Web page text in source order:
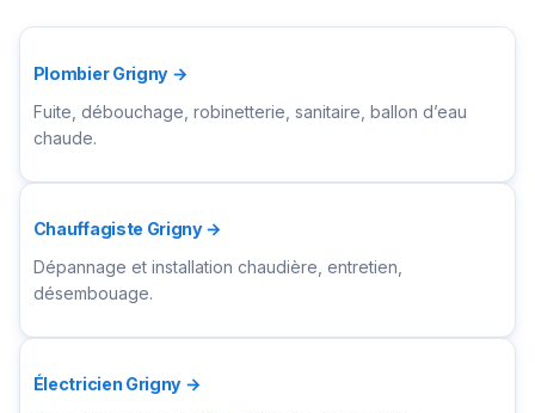
Plombier Grigny →
Fuite, débouchage, robinetterie, sanitaire, ballon d’eau
chaude.
Chauffagiste Grigny →
Dépannage et installation chaudière, entretien,
désembouage.
Électricien Grigny →